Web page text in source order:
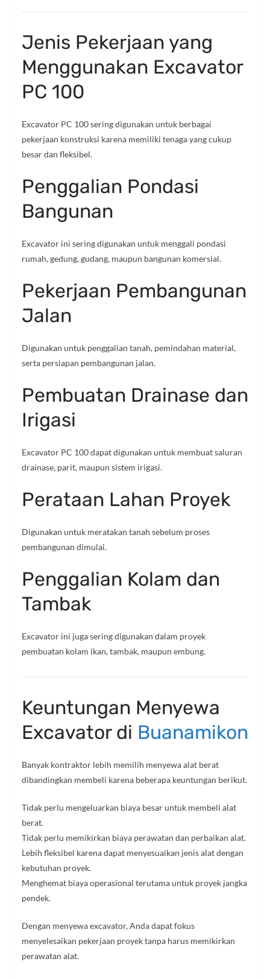
Jenis Pekerjaan yang
Menggunakan Excavator
PC 100
Excavator PC 100 sering digunakan untuk berbagai
pekerjaan konstruksi karena memiliki tenaga yang cukup
besar dan fleksibel.
Penggalian Pondasi
Bangunan
Excavator ini sering digunakan untuk menggali pondasi
rumah, gedung, gudang, maupun bangunan komersial.
Pekerjaan Pembangunan
Jalan
Digunakan untuk penggalian tanah, pemindahan material,
serta persiapan pembangunan jalan.
Pembuatan Drainase dan
Irigasi
Excavator PC 100 dapat digunakan untuk membuat saluran
drainase, parit, maupun sistem irigasi.
Perataan Lahan Proyek
Digunakan untuk meratakan tanah sebelum proses
pembangunan dimulai.
Penggalian Kolam dan
Tambak
Excavator ini juga sering digunakan dalam proyek
pembuatan kolam ikan, tambak, maupun embung.
Keuntungan Menyewa
Excavator di Buanamikon
Banyak kontraktor lebih memilih menyewa alat berat
dibandingkan membeli karena beberapa keuntungan berikut.
Tidak perlu mengeluarkan biaya besar untuk membeli alat
berat.
Tidak perlu memikirkan biaya perawatan dan perbaikan alat.
Lebih fleksibel karena dapat menyesuaikan jenis alat dengan
kebutuhan proyek.
Menghemat biaya operasional terutama untuk proyek jangka
pendek.
Dengan menyewa excavator, Anda dapat fokus
menyelesaikan pekerjaan proyek tanpa harus memikirkan
perawatan alat.